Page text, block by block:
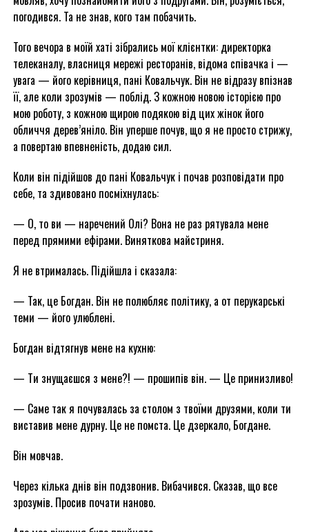
погодився. Та не знав, кого там побачить.
Того вечора в моїй хаті зібрались мої клієнтки: директорка
телеканалу, власниця мережі ресторанів, відома співачка і —
увага — його керівниця, пані Ковальчук. Він не відразу впізнав
її, але коли зрозумів — поблід. З кожною новою історією про
мою роботу, з кожною щирою подякою від цих жінок його
обличчя дерев’яніло. Він уперше почув, що я не просто стрижу,
а повертаю впевненість, додаю сил.
Коли він підійшов до пані Ковальчук і почав розповідати про
себе, та здивовано посміхнулась:
— О, то ви — наречений Олі? Вона не раз рятувала мене
перед прямими ефірами. Виняткова майстриня.
Я не втрималась. Підійшла і сказала:
— Так, це Богдан. Він не полюбляє політику, а от перукарські
теми — його улюблені.
Богдан відтягнув мене на кухню:
— Ти знущаєшся з мене?! — прошипів він. — Це принизливо!
— Саме так я почувалась за столом з твоїми друзями, коли ти
виставив мене дурну. Це не помста. Це дзеркало, Богдане.
Він мовчав.
Через кілька днів він подзвонив. Вибачився. Сказав, що все
зрозумів. Просив почати наново.